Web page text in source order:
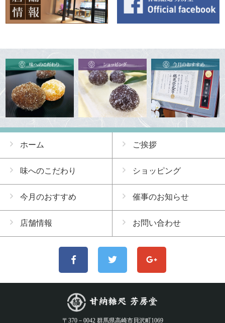
ホーム ご挨拶
味へのこだわり ショッピング
今月のおすすめ 催事のお知らせ
店舗情報 お問い合わせ
〒370－0042 群馬県高崎市貝沢町1069